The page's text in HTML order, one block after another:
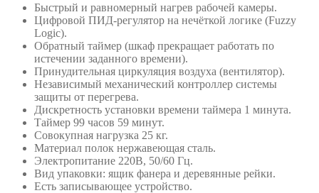
Быстрый и равномерный нагрев рабочей камеры.
Цифровой ПИД-регулятор на нечёткой логике (Fuzzy
Logic).
Обратный таймер (шкаф прекращает работать по
истечении заданного времени).
Принудительная циркуляция воздуха (вентилятор).
Независимый механический контроллер системы
защиты от перегрева.
Дискретность установки времени таймера 1 минута.
Таймер 99 часов 59 минут.
Совокупная нагрузка 25 кг.
Материал полок нержавеющая сталь.
Электропитание 220В, 50/60 Гц.
Вид упаковки: ящик фанера и деревянные рейки.
Есть записывающее устройство.